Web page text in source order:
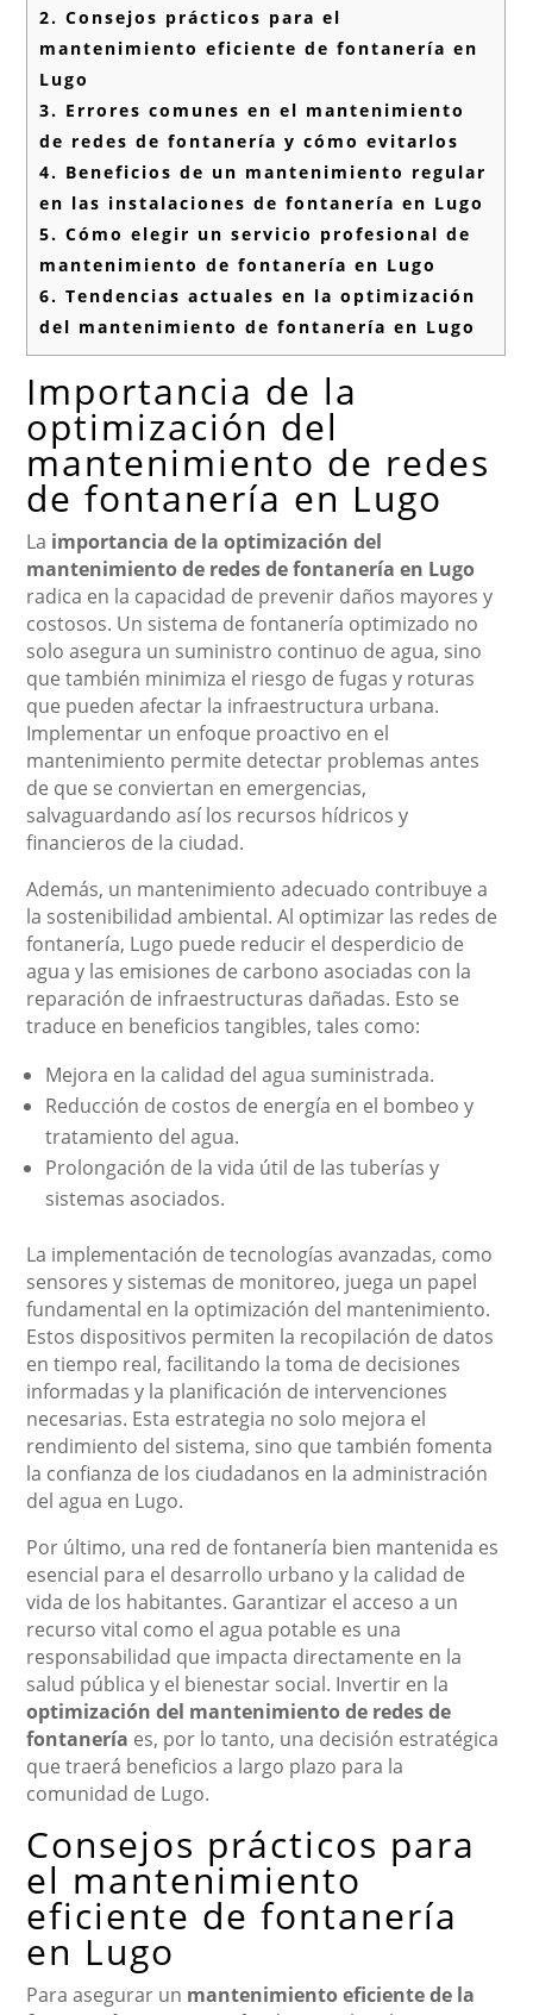
2. Consejos prácticos para el
mantenimiento eficiente de fontanería en
Lugo
3. Errores comunes en el mantenimiento
de redes de fontanería y cómo evitarlos
4. Beneficios de un mantenimiento regular
en las instalaciones de fontanería en Lugo
5. Cómo elegir un servicio profesional de
mantenimiento de fontanería en Lugo
6. Tendencias actuales en la optimización
del mantenimiento de fontanería en Lugo
Importancia de la
optimización del
mantenimiento de redes
de fontanería en Lugo
La importancia de la optimización del
mantenimiento de redes de fontanería en Lugo
radica en la capacidad de prevenir daños mayores y
costosos. Un sistema de fontanería optimizado no
solo asegura un suministro continuo de agua, sino
que también minimiza el riesgo de fugas y roturas
que pueden afectar la infraestructura urbana.
Implementar un enfoque proactivo en el
mantenimiento permite detectar problemas antes
de que se conviertan en emergencias,
salvaguardando así los recursos hídricos y
financieros de la ciudad.
Además, un mantenimiento adecuado contribuye a
la sostenibilidad ambiental. Al optimizar las redes de
fontanería, Lugo puede reducir el desperdicio de
agua y las emisiones de carbono asociadas con la
reparación de infraestructuras dañadas. Esto se
traduce en beneficios tangibles, tales como:
Mejora en la calidad del agua suministrada.
Reducción de costos de energía en el bombeo y
tratamiento del agua.
Prolongación de la vida útil de las tuberías y
sistemas asociados.
La implementación de tecnologías avanzadas, como
sensores y sistemas de monitoreo, juega un papel
fundamental en la optimización del mantenimiento.
Estos dispositivos permiten la recopilación de datos
en tiempo real, facilitando la toma de decisiones
informadas y la planificación de intervenciones
necesarias. Esta estrategia no solo mejora el
rendimiento del sistema, sino que también fomenta
la confianza de los ciudadanos en la administración
del agua en Lugo.
Por último, una red de fontanería bien mantenida es
esencial para el desarrollo urbano y la calidad de
vida de los habitantes. Garantizar el acceso a un
recurso vital como el agua potable es una
responsabilidad que impacta directamente en la
salud pública y el bienestar social. Invertir en la
optimización del mantenimiento de redes de
fontanería es, por lo tanto, una decisión estratégica
que traerá beneficios a largo plazo para la
comunidad de Lugo.
Consejos prácticos para
el mantenimiento
eficiente de fontanería
en Lugo
Para asegurar un mantenimiento eficiente de la